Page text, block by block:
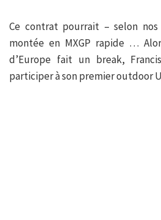
Ce contrat pourrait – selon
montée en MXGP rapide …
d’Europe fait un break,
participer à son premier outdoor